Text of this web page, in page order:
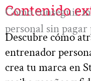
Contenido
Cómo conseguir
personal sin
Descubre cómo
entrenador
crea tu marca en